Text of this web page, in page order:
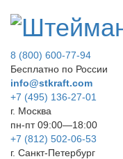
8 (800) 600-77-94
Бесплатно по России
info@stkraft.com
+7 (495) 136-27-01
г. Москва
пн-пт 09:00—18:00
+7 (812) 502-06-53
г. Санкт-Петербург